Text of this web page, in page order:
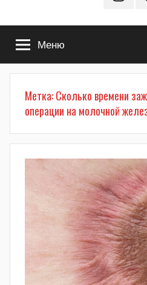
Меню
Метка:Сколько времени
операции на молочной